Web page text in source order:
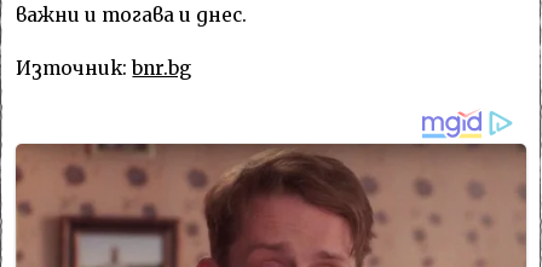
важни и тогава и днес.
Източник:bnr.bg